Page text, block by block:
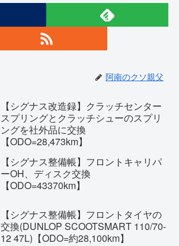
阿南のクソ親父
【シグナス改造録】クラッチセンター
スプリングとクラッチシューのスプリ
ングを社外品に交換
【ODO=28,473km】
【シグナス整備帳】フロントキャリパ
ーOH、ディスク交換
【ODO=43370km】
【シグナス整備帳】フロントタイヤの
交換(DUNLOP SCOOTSMART 110/70-
12 47L)【ODO=約28,100km】